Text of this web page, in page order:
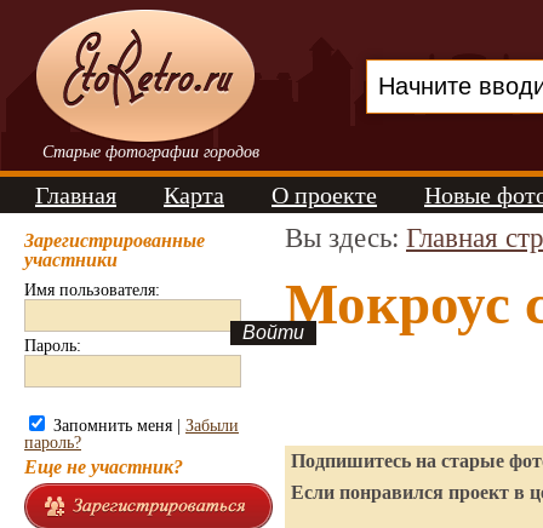
Старые фотографии городов
Главная Карта О проекте Новые
Зарегистрированные
участники
Имя пользователя:
Пароль:
Запомнить меня | Забыли
пароль?
Еще не участник?
Вы здесь: Главная
Мокроус
Подпишитесь на старые
Если понравился проект в